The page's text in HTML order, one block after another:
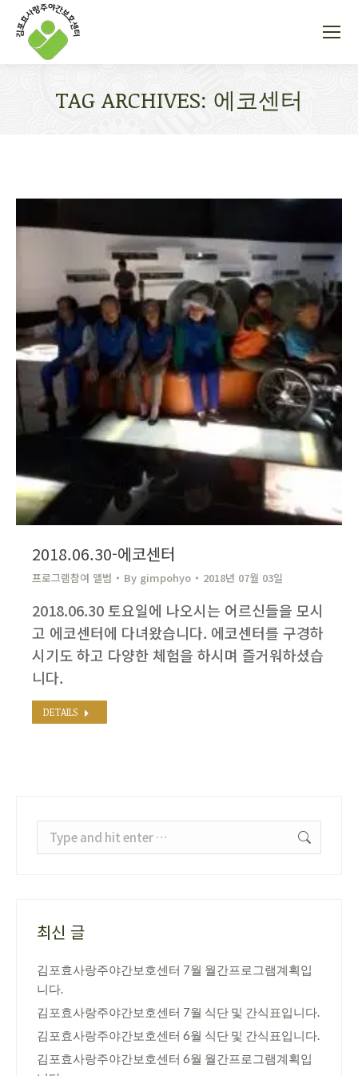
TAG ARCHIVES: 에코센터
2018.06.30-에코센터
프로그램참여 앨범 By gimpohyo​ 2018년 07월 03일
2018.06.30 토요일에 나오시는 어르신들을 모시
고 에코센터에 다녀왔습니다. 에코센터를 구경하
시기도 하고 다양한 체험을 하시며 즐거워하셨습
니다.
DETAILS
Search:
최신 글
김포효사랑주야간보호센터 7월 월간프로그램계획입
니다.
김포효사랑주야간보호센터 7월 식단 및 간식표입니다.
김포효사랑주야간보호센터 6월 식단 및 간식표입니다.
김포효사랑주야간보호센터 6월 월간프로그램계획입